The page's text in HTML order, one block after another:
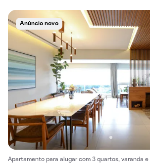
Anúncio novo
Apartamento para alugar com 3 quartos, varanda e